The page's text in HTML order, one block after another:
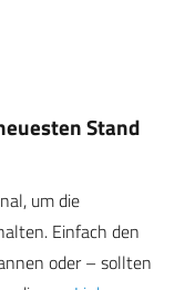
Stand
um die
Einfach den
oder – sollten